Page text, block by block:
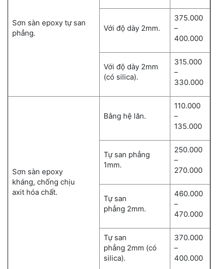
Sơn sàn epoxy tự san
phẳng.
Với độ dày 2mm.
375.000
–
400.000
Với độ dày 2mm
(có silica).
315.000
–
330.000
Sơn sàn epoxy
kháng, chống chịu
axit hóa chất.
Bằng hệ lăn.
110.000
–
135.000
Tự san phẳng
1mm.
250.000
–
270.000
Tự san
phẳng 2mm.
460.000
–
470.000
Tự san
phẳng 2mm (có
silica).
370.000
–
400.000